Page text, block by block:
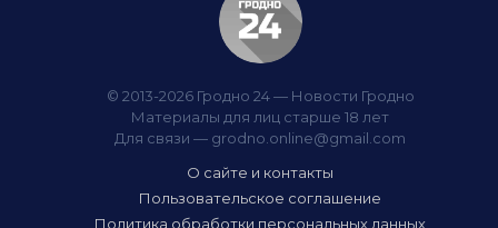
© 2013-2026 Гродно 24 — Новости Гродно
Материалы для лиц старше 18 лет
Для связи — grodno.online@gmail.com
О сайте и контакты
Пользовательское соглашение
Политика обработки персональных данных